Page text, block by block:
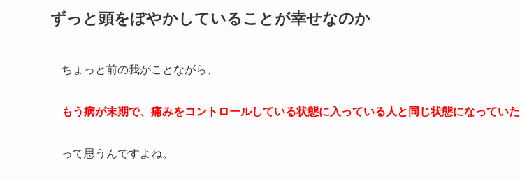
ずっと頭をぼやかしていることが幸せなのか
ちょっと前の我がことながら、
もう病が末期で、痛みをコントロールしている状態に入っている人と同じ状態になっていた
って思うんですよね。